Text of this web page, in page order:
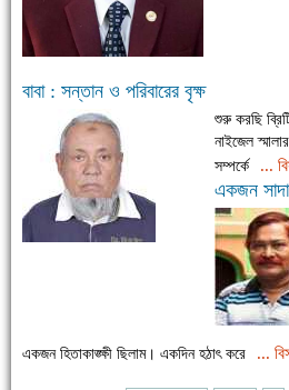
বাবা : সন্তান ও পরিবারের বৃক্ষ
শুরু করছি
নাইজেল
সম্পর্কে
...
একজন
একজন হিতাকাঙ্ক্ষী ছিলাম। একদিন হঠাৎ করে
...